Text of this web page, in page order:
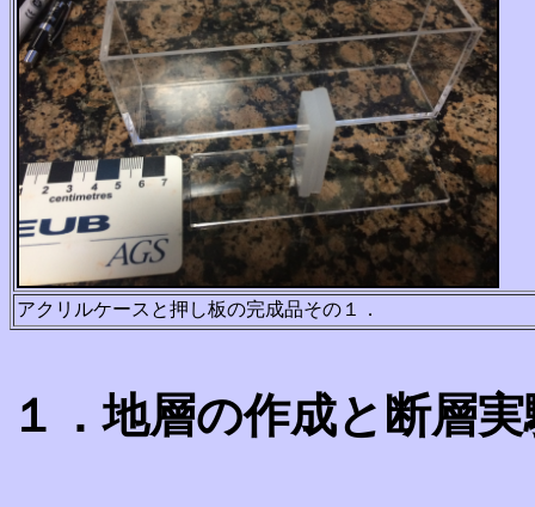
アクリルケースと押し板の完成品その１．
１．地層の作成と断層実